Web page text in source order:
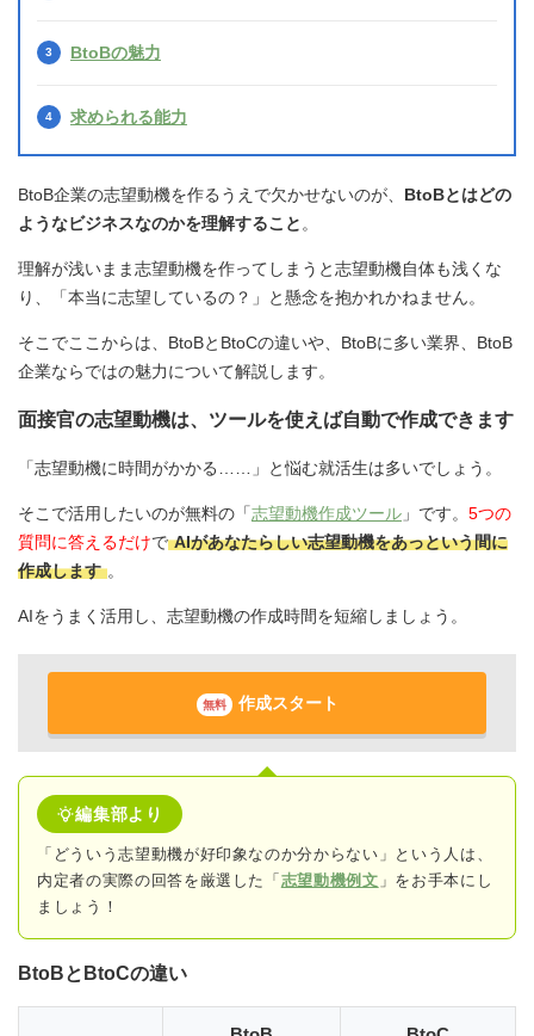
BtoBの魅力
求められる能力
BtoB企業の志望動機を作るうえで欠かせないのが、 BtoBとはどの
ようなビジネスなのかを理解すること 。
理解が浅いまま志望動機を作ってしまうと志望動機自体も浅くな
り、「本当に志望しているの？」と懸念を抱かれかねません。
そこでここからは、BtoBとBtoCの違いや、BtoBに多い業界、BtoB
企業ならではの魅力について解説します。
面接官の志望動機は、ツールを使えば自動で作成できます
「志望動機に時間がかかる……」と悩む就活生は多いでしょう。
そこで活用したいのが無料の「志望動機作成ツール 」です。 5つの
質問に答えるだけで AIがあなたらしい志望動機をあっという間に
作成します 。
AIをうまく活用し、志望動機の作成時間を短縮しましょう。
無料 作成スタート
編集部より
「どういう志望動機が好印象なのか分からない」という人は、
内定者の実際の回答を厳選した「志望動機例文 」をお手本にし
ましょう！
BtoBとBtoCの違い